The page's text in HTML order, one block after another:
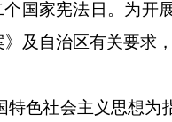
国家宪法日。为开
及自治区有关要求
特色社会主义思想